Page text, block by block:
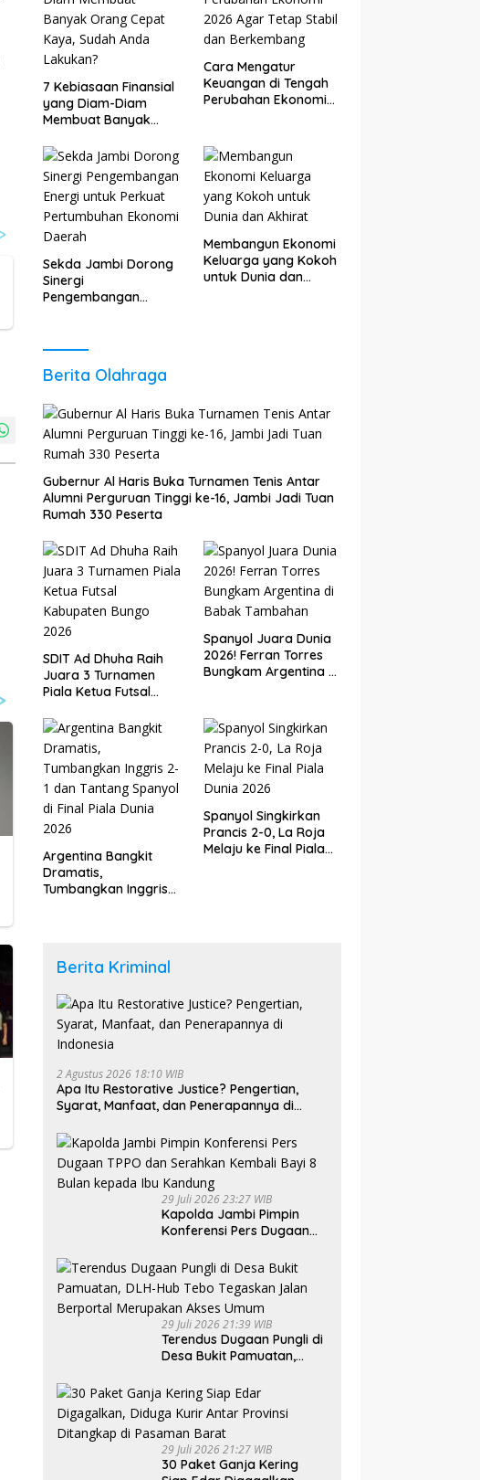
7 Kebiasaan Finansial
yang Diam-Diam
Membuat Banyak
Sudah Anda Lakukan?
Cara Mengatur
Keuangan di Tengah
Perubahan Ekonomi
Berkembang
Sekda Jambi Dorong
Sinergi
Pengembangan
Ekonomi Daerah
Membangun Ekonomi
Keluarga yang Kokoh
untuk Dunia dan
Berita Olahraga
Gubernur Al Haris Buka Turnamen Tenis Antar
Alumni Perguruan Tinggi ke-16, Jambi Jadi Tuan
Rumah 330 Peserta
SDIT Ad Dhuha Raih
Juara 3 Turnamen
Piala Ketua Futsal
2026
Spanyol Juara Dunia
2026! Ferran Torres
Bungkam Argentina di
Argentina Bangkit
Dramatis,
Tumbangkan Inggris
Spanyol Singkirkan
Prancis 2-0, La Roja
Melaju ke Final Piala
Berita Kriminal
2 Agustus 2026 18:10 WIB
Apa Itu Restorative Justice? Pengertian,
Syarat, Manfaat, dan Penerapannya di
29 Juli 2026 23:27 WIB
Kapolda Jambi Pimpin
Konferensi Pers Dugaan
Kembali Bayi 8 Bulan
kepada Ibu Kandung
29 Juli 2026 21:39 WIB
Terendus Dugaan Pungli di
Desa Bukit Pamuatan,
Jalan Berportal
Merupakan Akses Umum
29 Juli 2026 21:27 WIB
30 Paket Ganja Kering